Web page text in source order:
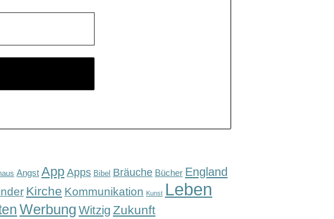
Angst App Apps Bibel Bräuche Bücher England
Kirche Kommunikation Kunst Leben
Werbung Witzig Zukunft